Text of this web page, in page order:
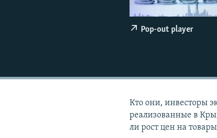
Pop-out player
Кто они, инвесторы
реализованные в
ли рост цен на